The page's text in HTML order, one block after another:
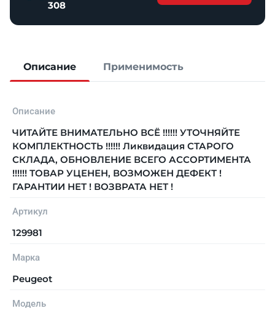
308
Описание Применимость
Описание
ЧИТАЙТЕ ВНИМАТЕЛЬНО ВСЁ !!!!!! УТОЧНЯЙТЕ
КОМПЛЕКТНОСТЬ !!!!!! Ликвидация СТАРОГО
СКЛАДА, ОБНОВЛЕНИЕ ВСЕГО АССОРТИМЕНТА
!!!!!! ТОВАР УЦЕНЕН, ВОЗМОЖЕН ДЕФЕКТ !
ГАРАНТИИ НЕТ ! ВОЗВРАТА НЕТ !
Артикул
129981
Марка
Peugeot
Модель